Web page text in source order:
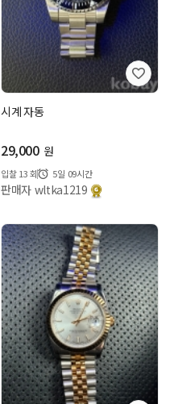
시계 자동
29,000 원
입찰 13회 5일 09시간
판매자 wltka1219